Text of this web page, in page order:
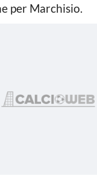
per Marchisio.